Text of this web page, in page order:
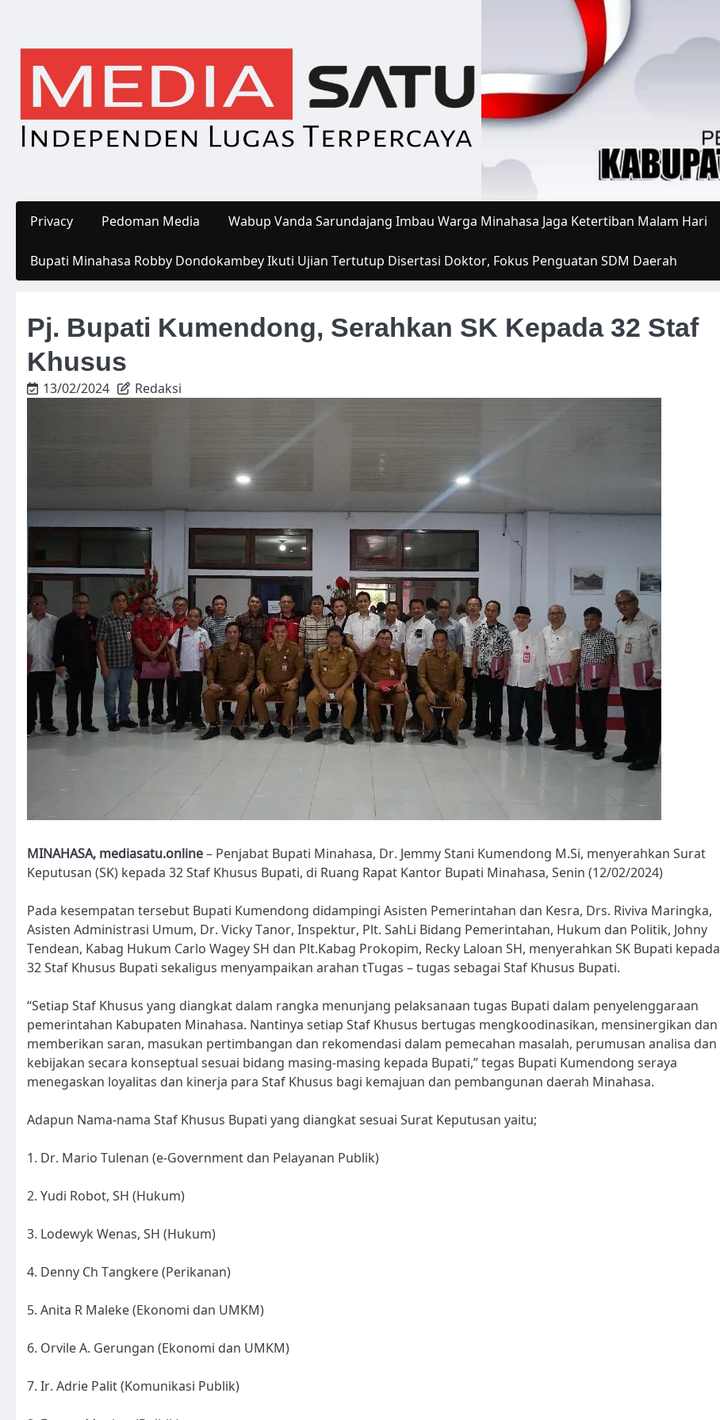
content
Privacy Pedoman Media Wabup Vanda Sarundajang Imbau Warga Minahasa Jaga Ketertiban Malam Hari
Bupati Minahasa Robby Dondokambey Ikuti Ujian Tertutup Disertasi Doktor, Fokus Penguatan SDM Daerah
Pj. Bupati Kumendong, Serahkan SK Kepada 32 Staf
Khusus
13/02/2024 Redaksi
MINAHASA, mediasatu.online– Penjabat Bupati Minahasa, Dr. Jemmy Stani Kumendong M.Si, menyerahkan Surat
Keputusan (SK) kepada 32 Staf Khusus Bupati, di Ruang Rapat Kantor Bupati Minahasa, Senin (12/02/2024)
Pada kesempatan tersebut Bupati Kumendong didampingi Asisten Pemerintahan dan Kesra, Drs. Riviva Maringka,
Asisten Administrasi Umum, Dr. Vicky Tanor, Inspektur, Plt. SahLi Bidang Pemerintahan, Hukum dan Politik, Johny
Tendean, Kabag Hukum Carlo Wagey SH dan Plt.Kabag Prokopim, Recky Laloan SH, menyerahkan SK Bupati kepada
32 Staf Khusus Bupati sekaligus menyampaikan arahan tTugas – tugas sebagai Staf Khusus Bupati.
“Setiap Staf Khusus yang diangkat dalam rangka menunjang pelaksanaan tugas Bupati dalam penyelenggaraan
pemerintahan Kabupaten Minahasa. Nantinya setiap Staf Khusus bertugas mengkoodinasikan, mensinergikan dan
memberikan saran, masukan pertimbangan dan rekomendasi dalam pemecahan masalah, perumusan analisa dan
kebijakan secara konseptual sesuai bidang masing-masing kepada Bupati,” tegas Bupati Kumendong seraya
menegaskan loyalitas dan kinerja para Staf Khusus bagi kemajuan dan pembangunan daerah Minahasa.
Adapun Nama-nama Staf Khusus Bupati yang diangkat sesuai Surat Keputusan yaitu;
1. Dr. Mario Tulenan (e-Government dan Pelayanan Publik)
2. Yudi Robot, SH (Hukum)
3. Lodewyk Wenas, SH (Hukum)
4. Denny Ch Tangkere (Perikanan)
5. Anita R Maleke (Ekonomi dan UMKM)
6. Orvile A. Gerungan (Ekonomi dan UMKM)
7. Ir. Adrie Palit (Komunikasi Publik)